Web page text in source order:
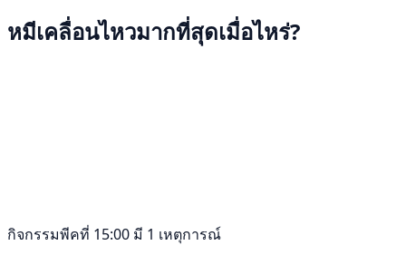
หมีเคลื่อนไหวมากที่สุดเมื่อไหร่?
กิจกรรมพีคที่ 15:00 มี 1 เหตุการณ์